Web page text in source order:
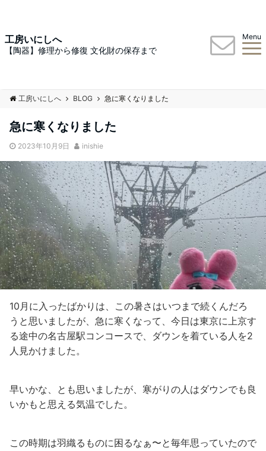
工房いにしへ
【陶器】修理から修復 文化財の保存まで
Menu
工房いにしへ BLOG 急に寒くなりました
急に寒くなりました
2023年10月9日 inishie
10月に入ったばかりは、この暑さはいつまで続くんだろ
うと思いましたが、急に寒くなって、今日は東京に上京す
る途中の名古屋駅コンコースで、ダウンを着ている人を2
人見かけました。
早いかな、とも思いましたが、寒がりの人はダウンでも良
いかもと思える気温でした。
この時期は羽織るものに困るなぁ〜と毎年思っていたので